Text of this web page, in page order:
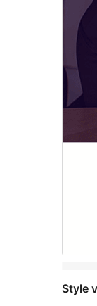
Style